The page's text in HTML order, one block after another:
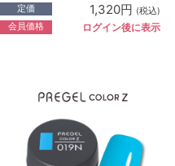
定価 1,320円 (税込)
会員価格 ログイン後に表示